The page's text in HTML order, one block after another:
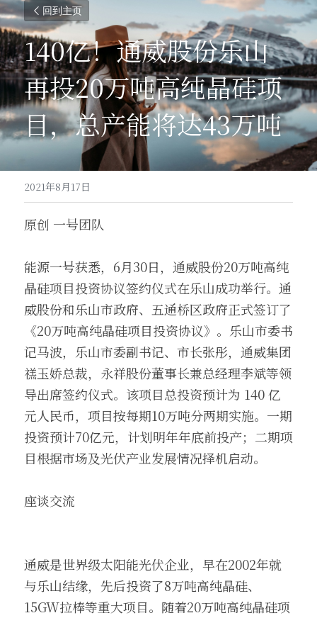
回到主页
140亿！通威股份乐山
再投20万吨高纯晶硅项
目，总产能将达43万吨
2021年8月17日
原创 一号团队
能源一号获悉，6月30日，通威股份20万吨高纯
晶硅项目投资协议签约仪式在乐山成功举行。通
威股份和乐山市政府、五通桥区政府正式签订了
《20万吨高纯晶硅项目投资协议》。乐山市委书
记马波，乐山市委副书记、市长张彤，通威集团
禚玉娇总裁，永祥股份董事长兼总经理李斌等领
导出席签约仪式。该项目总投资预计为 140 亿
元人民币，项目按每期10万吨分两期实施。一期
投资预计70亿元，计划明年年底前投产；二期项
目根据市场及光伏产业发展情况择机启动。
座谈交流
通威是世界级太阳能光伏企业，早在2002年就
与乐山结缘，先后投资了8万吨高纯晶硅、
15GW拉棒等重大项目。随着20万吨高纯晶硅项